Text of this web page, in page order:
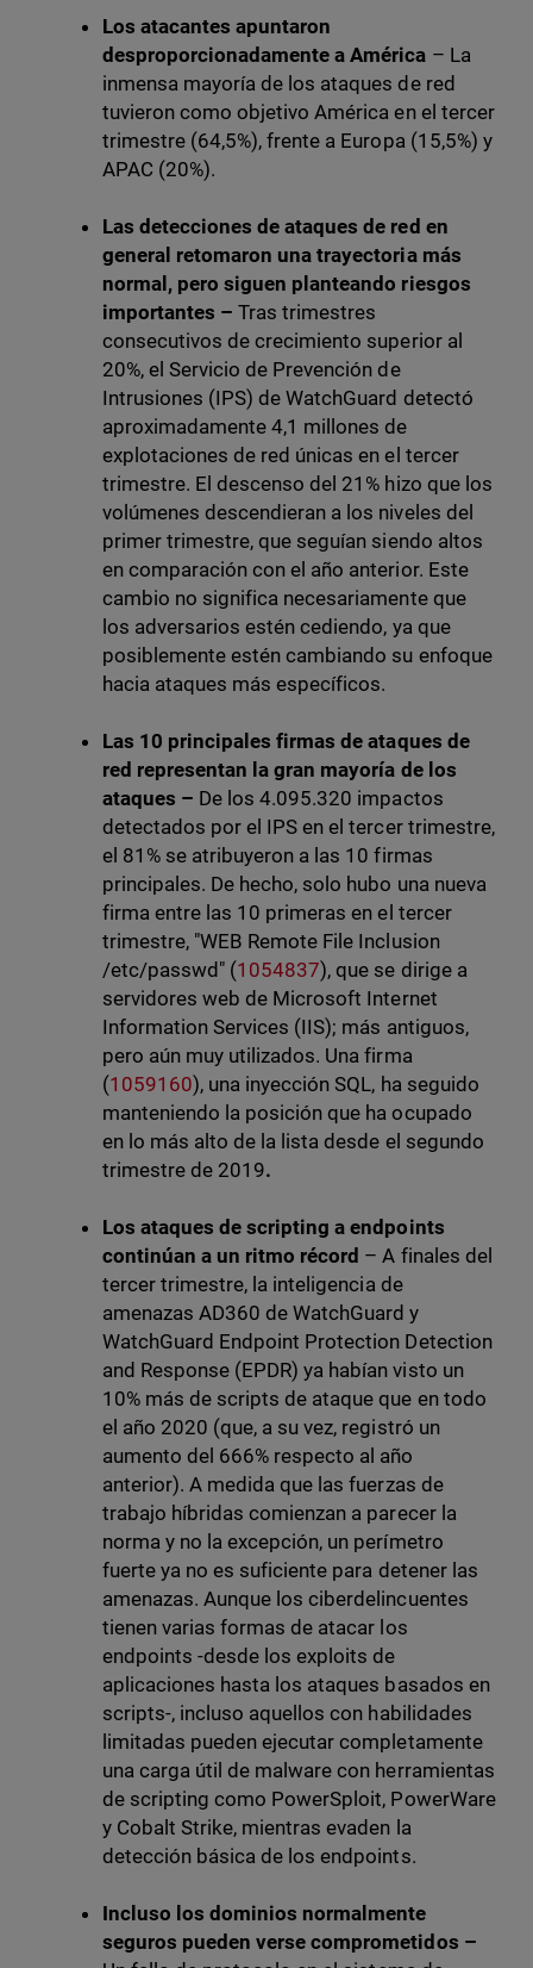
Los atacantes apuntaron
desproporcionadamente a América – La
inmensa mayoría de los ataques de red
tuvieron como objetivo América en el tercer
trimestre (64,5%), frente a Europa (15,5%) y
APAC (20%).
Las detecciones de ataques de red en
general retomaron una trayectoria más
normal, pero siguen planteando riesgos
importantes – Tras trimestres
consecutivos de crecimiento superior al
20%, el Servicio de Prevención de
Intrusiones (IPS) de WatchGuard detectó
aproximadamente 4,1 millones de
explotaciones de red únicas en el tercer
trimestre. El descenso del 21% hizo que los
volúmenes descendieran a los niveles del
primer trimestre, que seguían siendo altos
en comparación con el año anterior. Este
cambio no significa necesariamente que
los adversarios estén cediendo, ya que
posiblemente estén cambiando su enfoque
hacia ataques más específicos.
Las 10 principales firmas de ataques de
red representan la gran mayoría de los
ataques – De los 4.095.320 impactos
detectados por el IPS en el tercer trimestre,
el 81% se atribuyeron a las 10 firmas
principales. De hecho, solo hubo una nueva
firma entre las 10 primeras en el tercer
trimestre, "WEB Remote File Inclusion
/etc/passwd" (1054837), que se dirige a
servidores web de Microsoft Internet
Information Services (IIS); más antiguos,
pero aún muy utilizados. Una firma
(1059160), una inyección SQL, ha seguido
manteniendo la posición que ha ocupado
en lo más alto de la lista desde el segundo
trimestre de 2019.
Los ataques de scripting a endpoints
continúan a un ritmo récord – A finales del
tercer trimestre, la inteligencia de
amenazas AD360 de WatchGuard y
WatchGuard Endpoint Protection Detection
and Response (EPDR) ya habían visto un
10% más de scripts de ataque que en todo
el año 2020 (que, a su vez, registró un
aumento del 666% respecto al año
anterior). A medida que las fuerzas de
trabajo híbridas comienzan a parecer la
norma y no la excepción, un perímetro
fuerte ya no es suficiente para detener las
amenazas. Aunque los ciberdelincuentes
tienen varias formas de atacar los
endpoints -desde los exploits de
aplicaciones hasta los ataques basados en
scripts-, incluso aquellos con habilidades
limitadas pueden ejecutar completamente
una carga útil de malware con herramientas
de scripting como PowerSploit, PowerWare
y Cobalt Strike, mientras evaden la
detección básica de los endpoints.
Incluso los dominios normalmente
seguros pueden verse comprometidos –